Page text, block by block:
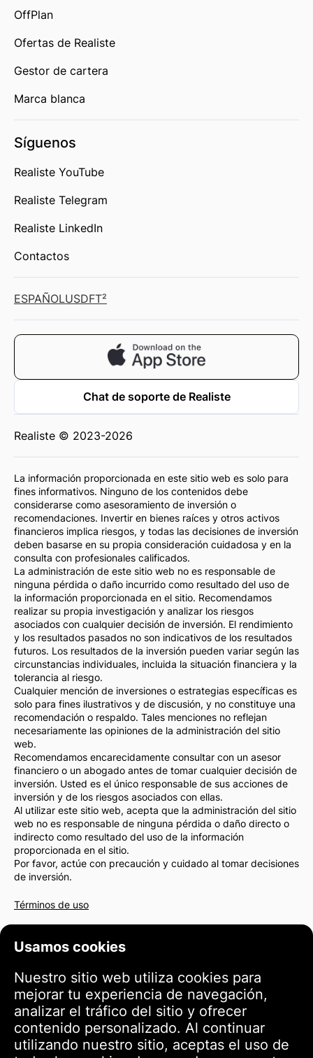
Usamos cookies
Nuestro sitio web utiliza cookies para
mejorar tu experiencia de navegación,
analizar el tráfico del sitio y ofrecer
contenido personalizado. Al continuar
utilizando nuestro sitio, aceptas el uso de
OffPlan
Ofertas de Realiste
Gestor de cartera
Marca blanca
Síguenos
Realiste YouTube
Realiste Telegram
Realiste LinkedIn
Contactos
ESPAÑOLUSDFT²
Chat de soporte de Realiste
Realiste © 2023-2026
La información proporcionada en este sitio web es solo para
fines informativos. Ninguno de los contenidos debe
considerarse como asesoramiento de inversión o
recomendaciones. Invertir en bienes raíces y otros activos
financieros implica riesgos, y todas las decisiones de inversión
deben basarse en su propia consideración cuidadosa y en la
consulta con profesionales calificados.
La administración de este sitio web no es responsable de
ninguna pérdida o daño incurrido como resultado del uso de
la información proporcionada en el sitio. Recomendamos
realizar su propia investigación y analizar los riesgos
asociados con cualquier decisión de inversión. El rendimiento
y los resultados pasados no son indicativos de los resultados
futuros. Los resultados de la inversión pueden variar según las
circunstancias individuales, incluida la situación financiera y la
tolerancia al riesgo.
Cualquier mención de inversiones o estrategias específicas es
solo para fines ilustrativos y de discusión, y no constituye una
recomendación o respaldo. Tales menciones no reflejan
necesariamente las opiniones de la administración del sitio
web.
Recomendamos encarecidamente consultar con un asesor
financiero o un abogado antes de tomar cualquier decisión de
inversión. Usted es el único responsable de sus acciones de
inversión y de los riesgos asociados con ellas.
Al utilizar este sitio web, acepta que la administración del sitio
web no es responsable de ninguna pérdida o daño directo o
indirecto como resultado del uso de la información
proporcionada en el sitio.
Por favor, actúe con precaución y cuidado al tomar decisiones
de inversión.
Términos de uso